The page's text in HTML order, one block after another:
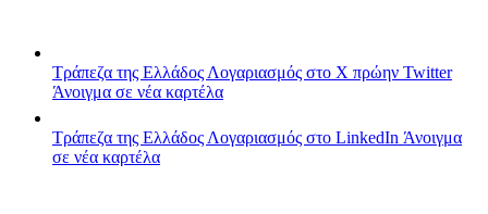
Τράπεζα της Ελλάδος Λογαριασμός στο X πρώην Twitter
Άνοιγμα σε νέα καρτέλα
Τράπεζα της Ελλάδος Λογαριασμός στο LinkedIn Άνοιγμα
σε νέα καρτέλα